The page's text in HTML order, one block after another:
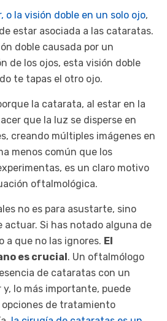
o la visión doble en un solo ojo,
estar asociada a las cataratas.
doble causada por un
de los ojos, esta visión doble
te tapas el otro ojo.
la catarata, al estar en la
que la luz se disperse en
creando múltiples imágenes en
menos común que los
es un claro motivo
oftalmológica.
no es para asustarte, sino
actuar. Si has notado alguna de
a que no las ignores. El
es crucial. Un oftalmólogo
de cataratas con un
y, lo más importante, puede
de tratamiento